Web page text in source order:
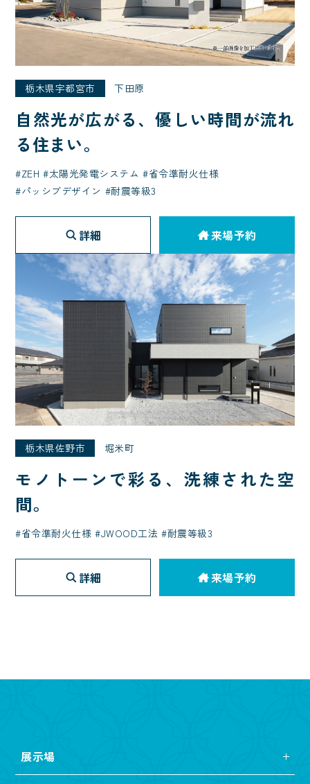
栃木県宇都宮市 下田原
自然光が広がる、優しい時間が流れ
る住まい。
ZEH 太陽光発電システム
省令準耐火仕様
パッシブデザイン
耐震等級3
詳細 来場予約
栃木県佐野市 堀米町
モノトーンで彩る、洗練された空
間。
省令準耐火仕様 JWOOD工法 耐震等級3
詳細 来場予約
展示場